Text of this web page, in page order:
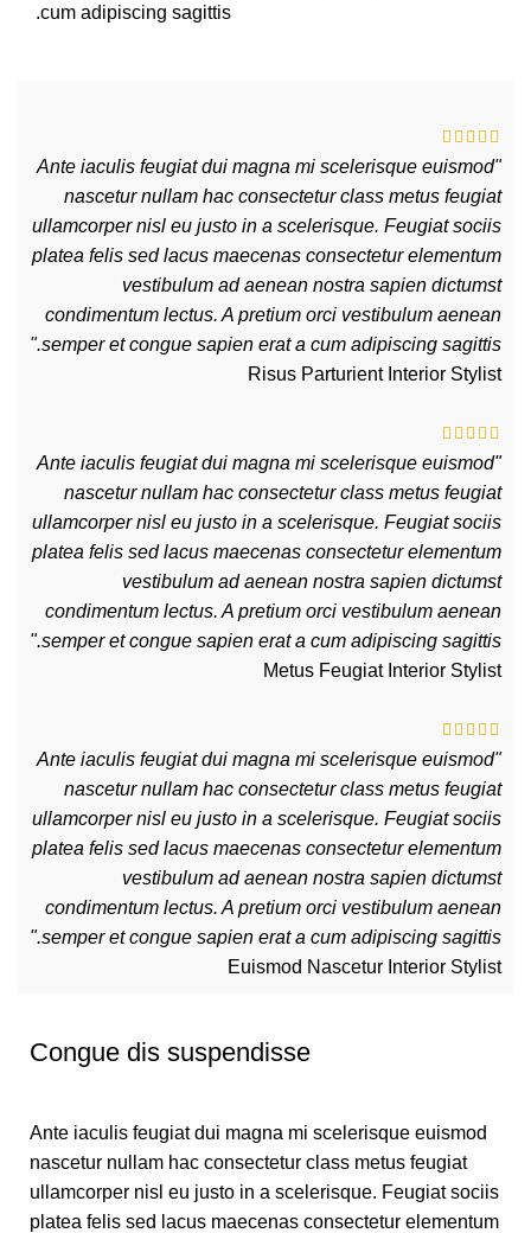
cum adipiscing sagittis.
"Ante iaculis feugiat dui magna mi scelerisque euismod
nascetur nullam hac consectetur class metus feugiat
ullamcorper nisl eu justo in a scelerisque. Feugiat sociis
platea felis sed lacus maecenas consectetur elementum
vestibulum ad aenean nostra sapien dictumst
condimentum lectus. A pretium orci vestibulum aenean
semper et congue sapien erat a cum adipiscing sagittis."
Risus Parturient Interior Stylist
"Ante iaculis feugiat dui magna mi scelerisque euismod
nascetur nullam hac consectetur class metus feugiat
ullamcorper nisl eu justo in a scelerisque. Feugiat sociis
platea felis sed lacus maecenas consectetur elementum
vestibulum ad aenean nostra sapien dictumst
condimentum lectus. A pretium orci vestibulum aenean
semper et congue sapien erat a cum adipiscing sagittis."
Metus Feugiat Interior Stylist
"Ante iaculis feugiat dui magna mi scelerisque euismod
nascetur nullam hac consectetur class metus feugiat
ullamcorper nisl eu justo in a scelerisque. Feugiat sociis
platea felis sed lacus maecenas consectetur elementum
vestibulum ad aenean nostra sapien dictumst
condimentum lectus. A pretium orci vestibulum aenean
semper et congue sapien erat a cum adipiscing sagittis."
Euismod Nascetur Interior Stylist
Congue dis suspendisse
Ante iaculis feugiat dui magna mi scelerisque euismod
nascetur nullam hac consectetur class metus feugiat
ullamcorper nisl eu justo in a scelerisque. Feugiat sociis
platea felis sed lacus maecenas consectetur elementum